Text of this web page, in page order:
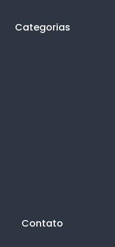
Categorias
Contato